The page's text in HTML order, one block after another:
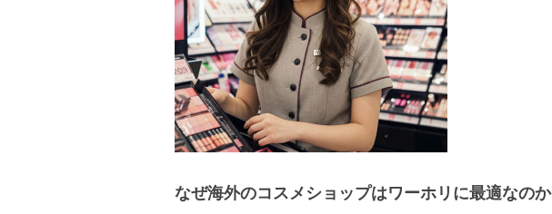
なぜ海外のコスメショップはワーホリに最適なのか